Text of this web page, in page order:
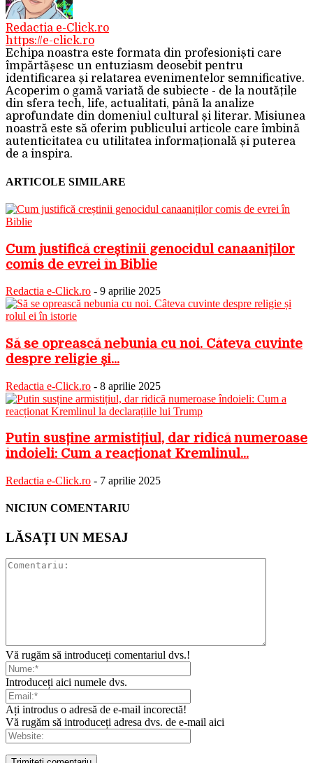
Redactia e-Click.ro
https://e-click.ro
Echipa noastra este formata din profesioniști care
împărtășesc un entuziasm deosebit pentru
identificarea și relatarea evenimentelor semnificative.
Acoperim o gamă variată de subiecte - de la noutățile
din sfera tech, life, actualitati, până la analize
aprofundate din domeniul cultural și literar. Misiunea
noastră este să oferim publicului articole care îmbină
autenticitatea cu utilitatea informațională și puterea
de a inspira.
ARTICOLE SIMILARE
Cum justifică creștinii genocidul canaaniților
comis de evrei în Biblie
Redactia e-Click.ro - 9 aprilie 2025
Să se oprească nebunia cu noi. Câteva cuvinte
despre religie și...
Redactia e-Click.ro - 8 aprilie 2025
Putin susține armistițiul, dar ridică numeroase
îndoieli: Cum a reacționat Kremlinul...
Redactia e-Click.ro - 7 aprilie 2025
NICIUN COMENTARIU
LĂSAȚI UN MESAJ
Vă rugăm să introduceți comentariul dvs.!
Introduceți aici numele dvs.
Ați introdus o adresă de e-mail incorectă!
Vă rugăm să introduceți adresa dvs. de e-mail aici